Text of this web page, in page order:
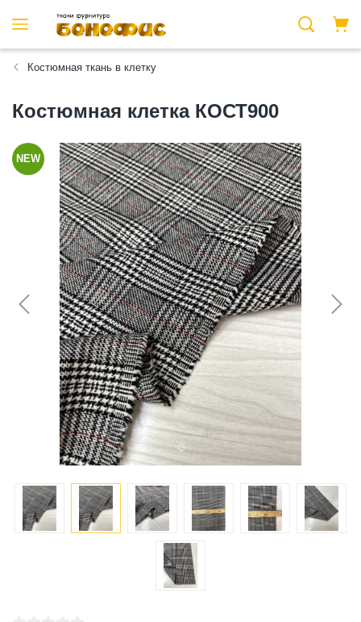
Костюмная ткань в клетку
Костюмная клетка КОСТ900
NEW